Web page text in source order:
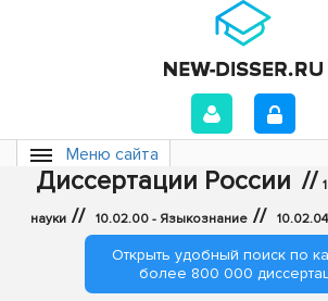
Меню сайта
Диссертации России //
науки // 10.02.00 - Языкознание //
Открыть удобный поиск по
более 800 000